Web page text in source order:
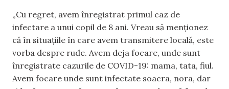
„Cu regret, avem înregistrat primul caz de
infectare a unui copil de 8 ani. Vreau să menționez
că în situațiile în care avem transmitere locală, este
vorba despre rude. Avem deja focare, unde sunt
înregistrate cazurile de COVID-19: mama, tata, fiul.
Avem focare unde sunt infectate soacra, nora, dar